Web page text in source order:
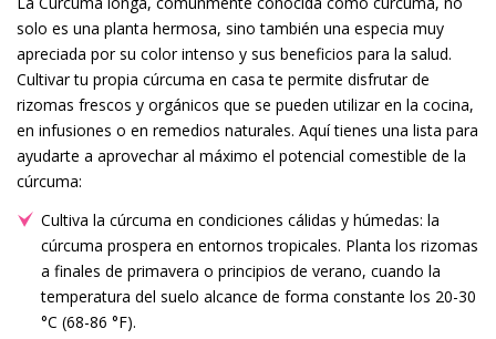
solo es una planta hermosa, sino también una especia muy
apreciada por su color intenso y sus beneficios para la salud.
Cultivar tu propia cúrcuma en casa te permite disfrutar de
rizomas frescos y orgánicos que se pueden utilizar en la cocina,
en infusiones o en remedios naturales. Aquí tienes una lista para
ayudarte a aprovechar al máximo el potencial comestible de la
cúrcuma:
Cultiva la cúrcuma en condiciones cálidas y húmedas: la
cúrcuma prospera en entornos tropicales. Planta los rizomas
a finales de primavera o principios de verano, cuando la
temperatura del suelo alcance de forma constante los 20-30
°C (68-86 °F).